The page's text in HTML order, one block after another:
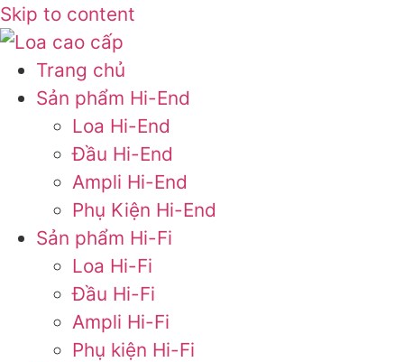
Skip to content
Trang chủ
Sản phẩm Hi-End
Loa Hi-End
Đầu Hi-End
Ampli Hi-End
Phụ Kiện Hi-End
Sản phẩm Hi-Fi
Loa Hi-Fi
Đầu Hi-Fi
Ampli Hi-Fi
Phụ kiện Hi-Fi